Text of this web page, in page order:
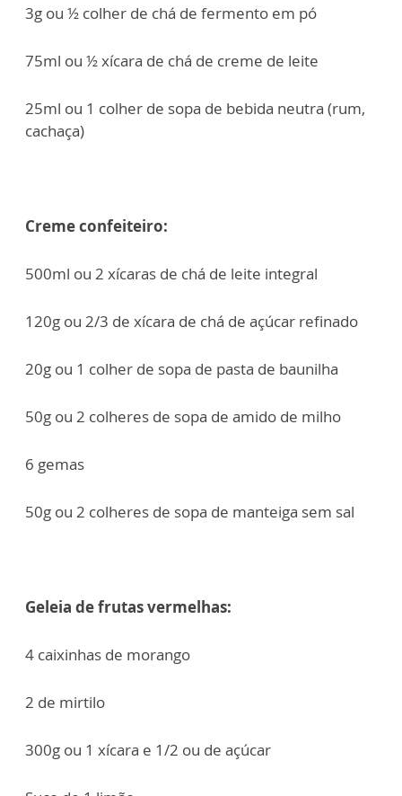
3g ou ½ colher de chá de fermento em pó
75ml ou ½ xícara de chá de creme de leite
25ml ou 1 colher de sopa de bebida neutra (rum,
cachaça)
Creme confeiteiro:
500ml ou 2 xícaras de chá de leite integral
120g ou 2/3 de xícara de chá de açúcar refinado
20g ou 1 colher de sopa de pasta de baunilha
50g ou 2 colheres de sopa de amido de milho
6 gemas
50g ou 2 colheres de sopa de manteiga sem sal
Geleia de frutas vermelhas:
4 caixinhas de morango
2 de mirtilo
300g ou 1 xícara e 1/2 ou de açúcar